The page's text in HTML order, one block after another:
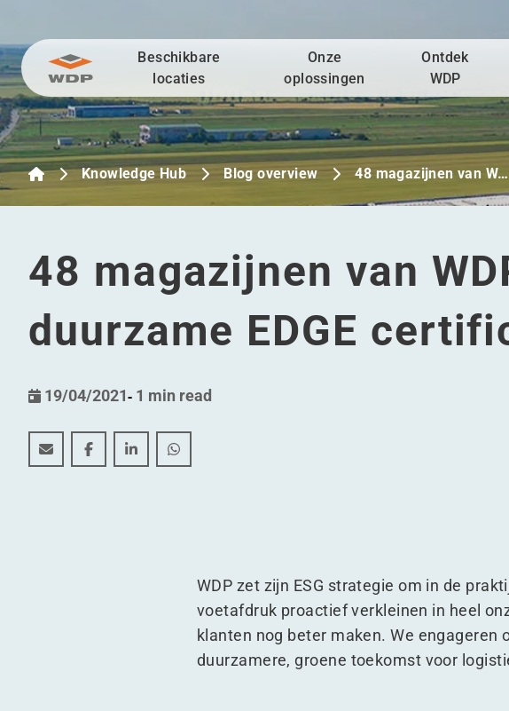
Ga naar inhoud
Beschikbare
locaties
Onze
oplossingen
Ontdek
WDP
Knowledge Hub Blog overview 48 magazijnen van W…
48 magazijnen van
duurzame EDGE
19/04/2021- 1 min read
48 magazijnen van WDP behalen duurzame EDGE certificering
48 magazijnen van WDP behalen duurzame EDGE certificering
48 magazijnen van WDP behalen duurzame EDGE
48 magazijnen van WDP behalen duurzame EDGE
WDP zet zijn ESG strategie om in de
voetafdruk proactief verkleinen in heel
klanten nog beter maken. We
duurzamere, groene toekomst voor